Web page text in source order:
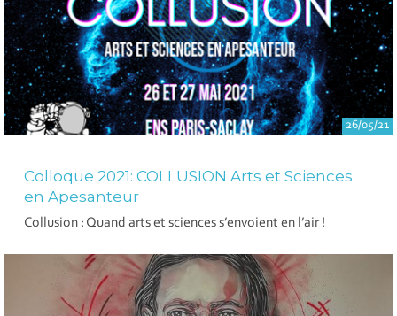
26/05/21
Colloque 2021: COLLUSION Arts et Sciences
en Apesanteur
Collusion : Quand arts et sciences s’envoient en l’air !